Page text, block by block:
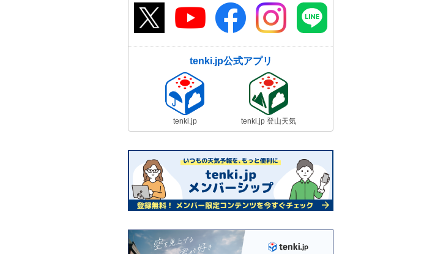
tenki.jp公式アプリ
tenki.jp tenki.jp 登山天気